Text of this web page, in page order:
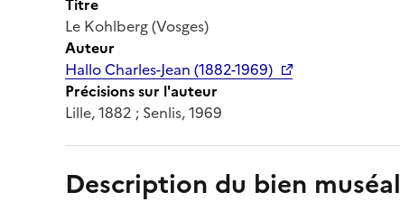
Le Kohlberg (Vosges)
Auteur
Hallo Charles-Jean (1882-1969)
Précisions sur l'auteur
Lille, 1882 ; Senlis, 1969
Description du bien muséal